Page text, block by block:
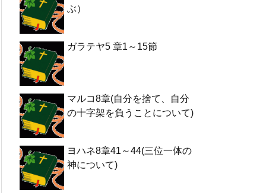
ぶ）
ガラテヤ5 章1～15節
マルコ8章(自分を捨て、自分
の十字架を負うことについて)
ヨハネ8章41～44(三位一体の
神について)